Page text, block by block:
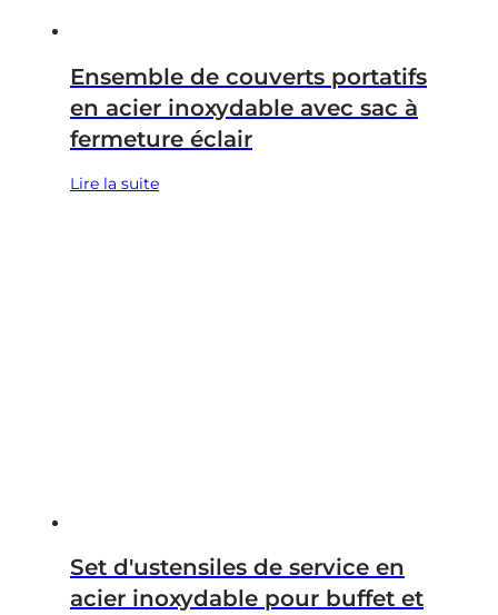
Ensemble de couverts portatifs
en acier inoxydable avec sac à
fermeture éclair
Lire la suite
Set d'ustensiles de service en
acier inoxydable pour buffet et